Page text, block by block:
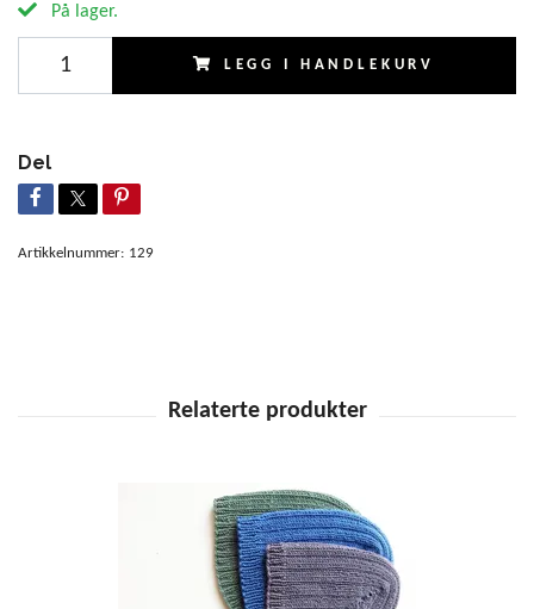
På lager.
LEGG I HANDLEKURV
Del
Artikkelnummer: 129